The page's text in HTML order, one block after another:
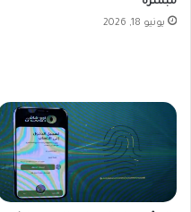
يونيو 18, 2026